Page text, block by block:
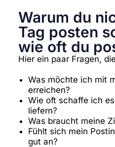
Warum du
Tag posten
wie oft du
Hier ein paar Fragen,
Was möchte ich mit
erreichen?
Wie oft schaffe ich
liefern?
Was braucht meine
Fühlt sich mein
gut an?